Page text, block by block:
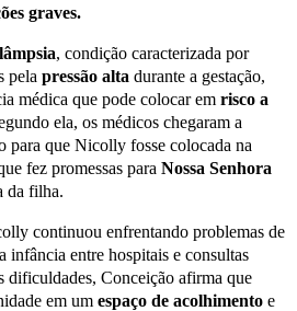
graves.
, condição caracterizada por
pela pressão alta durante a gestação,
médica que pode colocar em risco a
ela, os médicos chegaram a
para que Nicolly fosse colocada na
fez promessas para Nossa Senhora
da filha.
continuou enfrentando problemas de
infância entre hospitais e consultas
dificuldades, Conceição afirma que
em um espaço de acolhimento e